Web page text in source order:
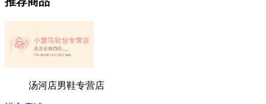
汤河店男鞋专营店